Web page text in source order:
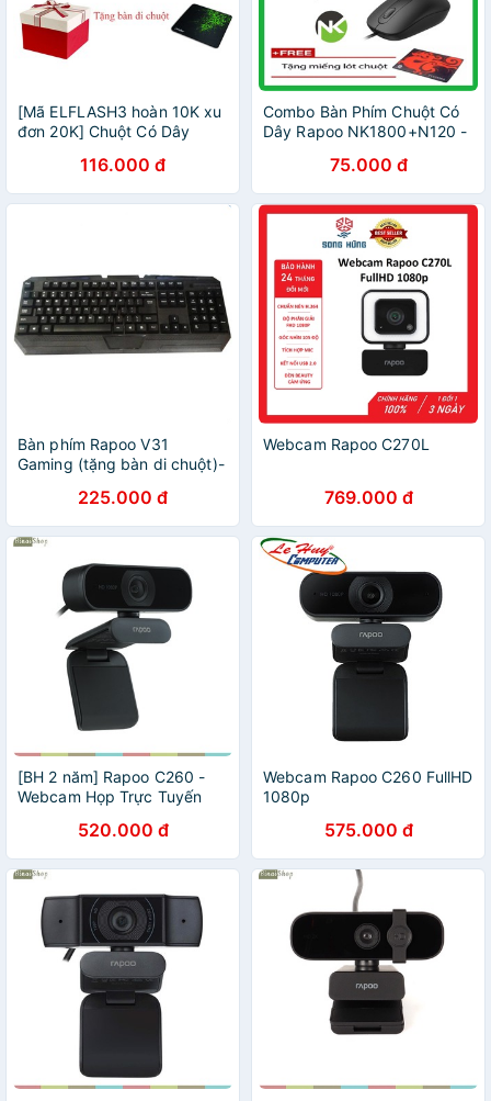
[Mã ELFLASH3 hoàn 10K xu
đơn 20K] Chuột Có Dây
chuột cao cấp - Hàng chính
hãng
116.000 đ
Combo Bàn Phím Chuột Có
Dây Rapoo NK1800+N120 -
75.000 đ
Bàn phím Rapoo V31
Gaming (tặng bàn di chuột)-
225.000 đ
Webcam Rapoo C270L
769.000 đ
[BH 2 năm] Rapoo C260 -
Webcam Họp Trực Tuyến
Siêu Rộng 95°, Tự Động Lấy
Nét
520.000 đ
Webcam Rapoo C260 FullHD
1080p
575.000 đ